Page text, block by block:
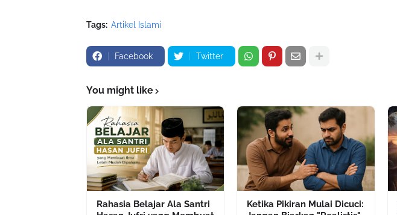
Tags: Artikel Islami
Facebook Twitter
You might like
Rahasia Belajar Ala Santri
Ketika Pikiran Mulai Dicuci: